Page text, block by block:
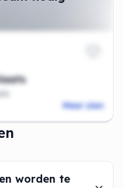
Meer zien
worden te